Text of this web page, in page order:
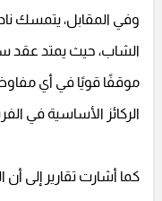
وفي المقابل، يتمسك
موقفًا قويًا في أي
الركائز الأساسية في